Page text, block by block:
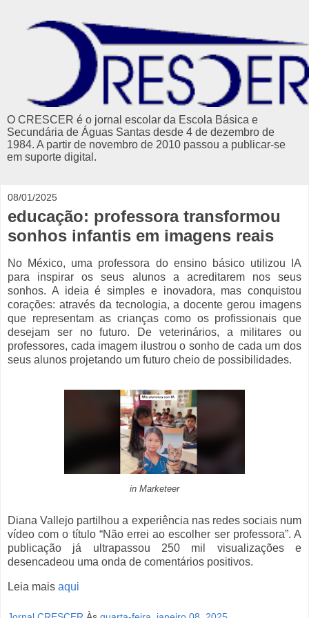
O CRESCER é o jornal escolar da Escola Básica e
Secundária de Águas Santas desde 4 de dezembro de
1984. A partir de novembro de 2010 passou a publicar-se
em suporte digital.
08/01/2025
educação: professora transformou
sonhos infantis em imagens reais
No México, uma professora do ensino básico utilizou IA
para inspirar os seus alunos a acreditarem nos seus
sonhos. A ideia é simples e inovadora, mas conquistou
corações: através da tecnologia, a docente gerou imagens
que representam as crianças como os profissionais que
desejam ser no futuro. De veterinários, a militares ou
professores, cada imagem ilustrou o sonho de cada um dos
seus alunos projetando um futuro cheio de possibilidades.
in Marketeer
Diana Vallejo partilhou a experiência nas redes sociais num
vídeo com o título “Não errei ao escolher ser professora”. A
publicação já ultrapassou 250 mil visualizações e
desencadeou uma onda de comentários positivos.
Leia mais aqui